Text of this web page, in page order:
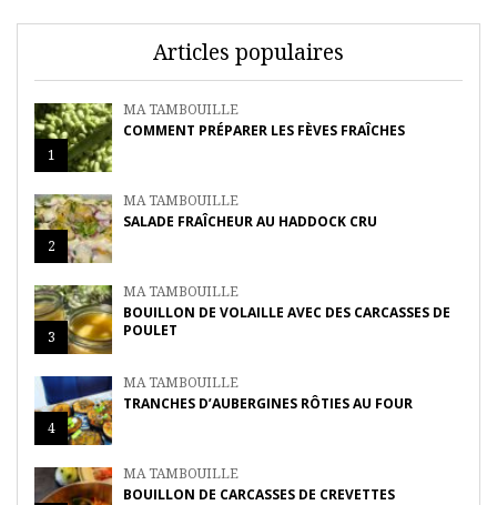
Articles populaires
1
MA TAMBOUILLE
COMMENT PRÉPARER LES FÈVES FRAÎCHES
2
MA TAMBOUILLE
SALADE FRAÎCHEUR AU HADDOCK CRU
3
MA TAMBOUILLE
BOUILLON DE VOLAILLE AVEC DES CARCASSES DE
POULET
4
MA TAMBOUILLE
TRANCHES D’AUBERGINES RÔTIES AU FOUR
MA TAMBOUILLE
BOUILLON DE CARCASSES DE CREVETTES